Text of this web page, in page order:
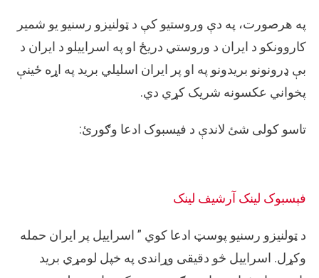
په هرصورت، په دې وروستیو کې د ټولنیزو رسنیو یو شمیر
کاروونکو د ایران د وروستي دریځ او په اسراییلو د ایران د
بې ډرونونو بریدونو په او پر ایران اسلیلي بريد په اړه ځینې
پخواني عکسونه شریک کړي دي.
تاسو کولی شئ لاندې د فیسبوک ادعا وګورئ:
فېسبوک لینک آرشيف لینک
د ټولنیزو رسنیو پوسټ ادعا کوي ” اسراييل پر ايران حمله
وکړل. اسراييل څو دقيقی وړاندی په خپل لومړي بريد